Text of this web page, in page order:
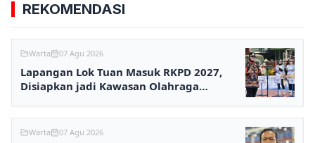
REKOMENDASI
Warta 07 Agu 2026
Lapangan Lok Tuan Masuk RKPD 2027,
Disiapkan jadi Kawasan Olahraga
Warta 07 Agu 2026